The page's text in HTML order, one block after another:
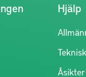
Hjälp